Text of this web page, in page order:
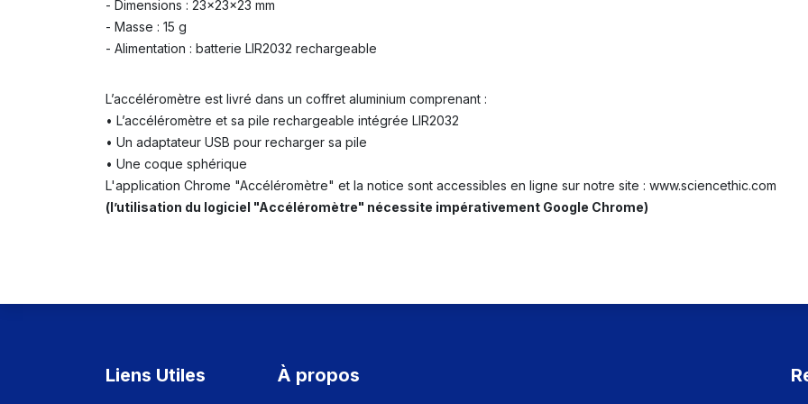
- Dimensions : 23x23x23 mm
- Masse : 15 g
- Alimentation : batterie LIR2032 rechargeable
L’accéléromètre est livré dans un coffret aluminium comprenant :
• L’accéléromètre et sa pile rechargeable intégrée LIR2032
• Un adaptateur USB pour recharger sa pile
• Une coque sphérique
L'application Chrome "Accéléromètre" et la notice sont accessibles en ligne sur notre site : www.sciencethic.com
(l’utilisation du logiciel "Accéléromètre" nécessite impérativement Google Chrome)
Liens Utiles À propos